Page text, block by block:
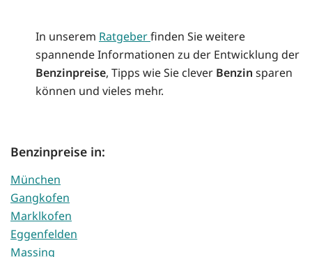
In unserem Ratgeberfinden Sie weitere
spannende Informationen zu der Entwicklung der
Benzinpreise, Tipps wie Sie clever Benzin sparen
können und vieles mehr.
Benzinpreise in:
München
Gangkofen
Marklkofen
Eggenfelden
Massing